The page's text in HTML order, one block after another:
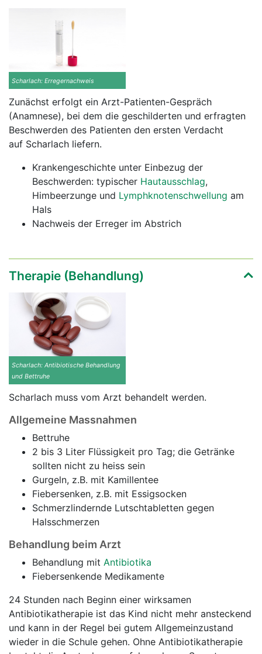
Scharlach: Erregernachweis
Zunächst erfolgt ein Arzt-Patienten-Gespräch
(Anamnese), bei dem die geschilderten und erfragten
Beschwerden des Patienten den ersten Verdacht
auf Scharlach liefern.
Krankengeschichte unter Einbezug der
Beschwerden: typischer Hautausschlag,
Himbeerzunge und Lymphknotenschwellung am
Hals
Nachweis der Erreger im Abstrich
Therapie (Behandlung)
Scharlach: Antibiotische Behandlung
und Bettruhe
Scharlach muss vom Arzt behandelt werden.
Allgemeine Massnahmen
Bettruhe
2 bis 3 Liter Flüssigkeit pro Tag; die Getränke
sollten nicht zu heiss sein
Gurgeln, z.B. mit Kamillentee
Fiebersenken, z.B. mit Essigsocken
Schmerzlindernde Lutschtabletten gegen
Halsschmerzen
Behandlung beim Arzt
Behandlung mit Antibiotika
Fiebersenkende Medikamente
24 Stunden nach Beginn einer wirksamen
Antibiotikatherapie ist das Kind nicht mehr ansteckend
und kann in der Regel bei gutem Allgemeinzustand
wieder in die Schule gehen. Ohne Antibiotikatherapie